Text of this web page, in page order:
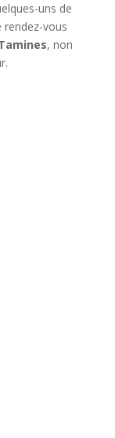
uns de
rendez-vous
, non